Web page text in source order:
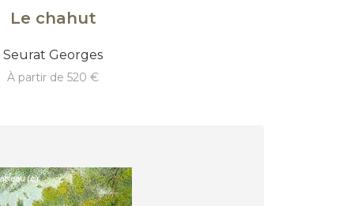
Le chahut
Seurat Georges
à partir de 520 €